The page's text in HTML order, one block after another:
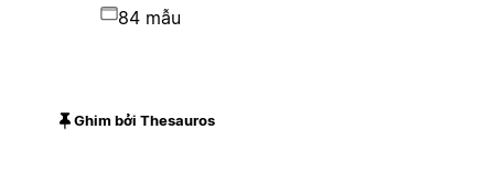
84 mẫu
Ghim bởi Thesauros